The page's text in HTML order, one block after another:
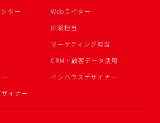
ター
Webライター
広報担当
マーケティング担当
CRM・顧客データ活用
インハウスデザイナー
イナー